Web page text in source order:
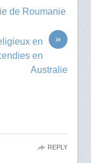
de Roumanie
»
en
en
Australie
REPLY